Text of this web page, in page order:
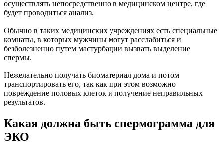
осуществлять непосредственно в медицинском центре, где
будет проводиться анализ.
Обычно в таких медицинских учреждениях есть специальные
комнаты, в которых мужчины могут расслабиться и
безболезненно путем мастурбации вызвать выделение
спермы.
Нежелательно получать биоматериал дома и потом
транспортировать его, так как при этом возможно
повреждение половых клеток и получение неправильных
результатов.
Какая должна быть спермограмма для
ЭКО